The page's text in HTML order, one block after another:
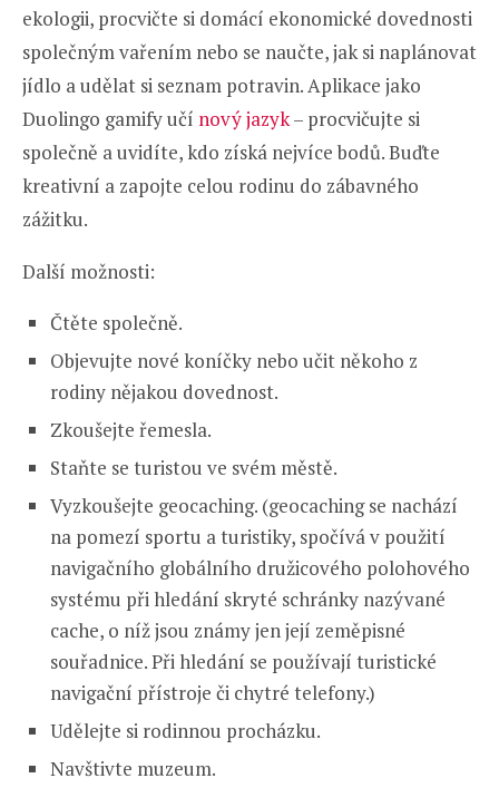
ekologii, procvičte si domácí ekonomické dovednosti
společným vařením nebo se naučte, jak si naplánovat
jídlo a udělat si seznam potravin. Aplikace jako
Duolingo gamify učí nový jazyk– procvičujte si
společně a uvidíte, kdo získá nejvíce bodů. Buďte
kreativní a zapojte celou rodinu do zábavného
zážitku.
Další možnosti:
Čtěte společně.
Objevujte nové koníčky nebo učit někoho z
rodiny nějakou dovednost.
Zkoušejte řemesla.
Staňte se turistou ve svém městě.
Vyzkoušejte geocaching. (geocaching se nachází
na pomezí sportu a turistiky, spočívá v použití
navigačního globálního družicového polohového
systému při hledání skryté schránky nazývané
cache, o níž jsou známy jen její zeměpisné
souřadnice. Při hledání se používají turistické
navigační přístroje či chytré telefony.)
Udělejte si rodinnou procházku.
Navštivte muzeum.